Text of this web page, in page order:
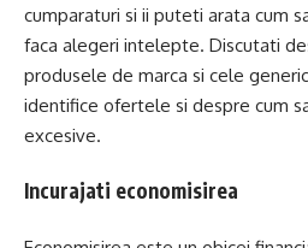
cumparaturi si ii puteti arata cum
faca alegeri intelepte. Discutati
produsele de marca si cele
identifice ofertele si despre cum
excesive.
Incurajati economisirea